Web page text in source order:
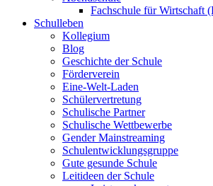
Fachschule für Wirtschaft
Schulleben
Kollegium
Blog
Geschichte der Schule
Förderverein
Eine-Welt-Laden
Schülervertretung
Schulische Partner
Schulische Wettbewerbe
Gender Mainstreaming
Schulentwicklungsgruppe
Gute gesunde Schule
Leitideen der Schule